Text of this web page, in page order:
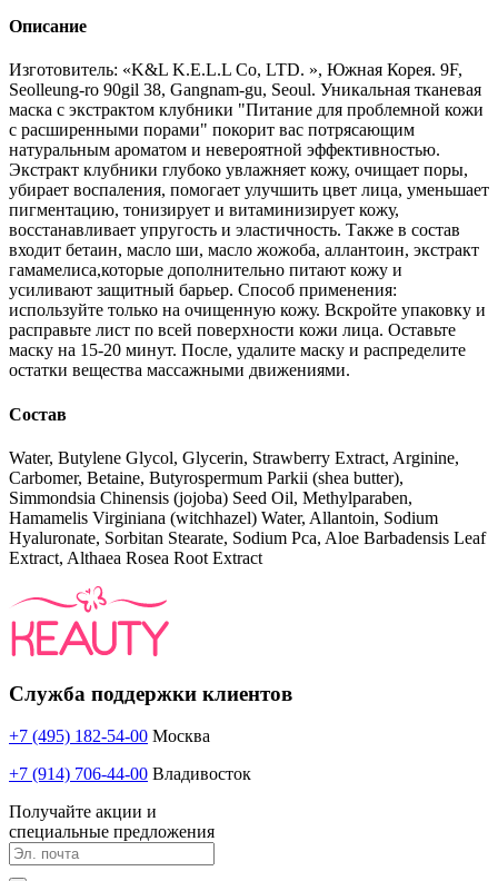
Описание
Изготовитель: «K&L K.E.L.L Со, LTD. », Южная Корея. 9F,
Seolleung-ro 90gil 38, Gangnam-gu, Seoul. Уникальная тканевая
маска с экстрактом клубники "Питание для проблемной кожи
с расширенными порами" покорит вас потрясающим
натуральным ароматом и невероятной эффективностью.
Экстракт клубники глубоко увлажняет кожу, очищает поры,
убирает воспаления, помогает улучшить цвет лица, уменьшает
пигментацию, тонизирует и витаминизирует кожу,
восстанавливает упругость и эластичность. Также в состав
входит бетаин, масло ши, масло жожоба, аллантоин, экстракт
гамамелиса,которые дополнительно питают кожу и
усиливают защитный барьер. Способ применения:
используйте только на очищенную кожу. Вскройте упаковку и
расправьте лист по всей поверхности кожи лица. Оставьте
маску на 15-20 минут. После, удалите маску и распределите
остатки вещества массажными движениями.
Состав
Water, Butylene Glycol, Glycerin, Strawberry Extract, Arginine,
Carbomer, Betaine, Butyrospermum Parkii (shea butter),
Simmondsia Chinensis (jojoba) Seed Oil, Methylparaben,
Hamamelis Virginiana (witchhazel) Water, Allantoin, Sodium
Hyaluronate, Sorbitan Stearate, Sodium Pca, Aloe Barbadensis Leaf
Extract, Althaea Rosea Root Extract
Служба поддержки клиентов
+7 (495) 182-54-00 Москва
+7 (914) 706-44-00 Владивосток
Получайте акции и
специальные предложения